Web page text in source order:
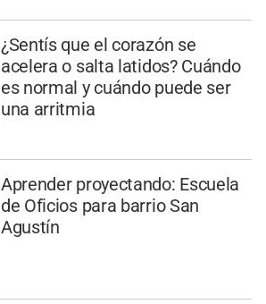
¿Sentís que el corazón se
acelera o salta latidos? Cuándo
es normal y cuándo puede ser
una arritmia
Aprender proyectando: Escuela
de Oficios para barrio San
Agustín